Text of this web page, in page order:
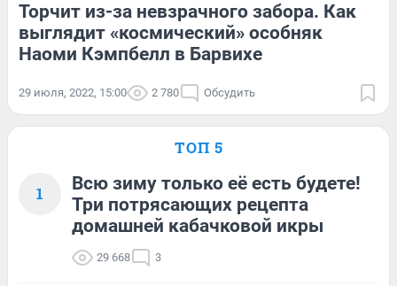
Торчит из-за невзрачного забора. Как
выглядит «космический» особняк
Наоми Кэмпбелл в Барвихе
29 июля, 2022, 15:00 2 780 Обсудить
ТОП 5
1
Всю зиму только её есть будете!
Три потрясающих рецепта
домашней кабачковой икры
29 668 3